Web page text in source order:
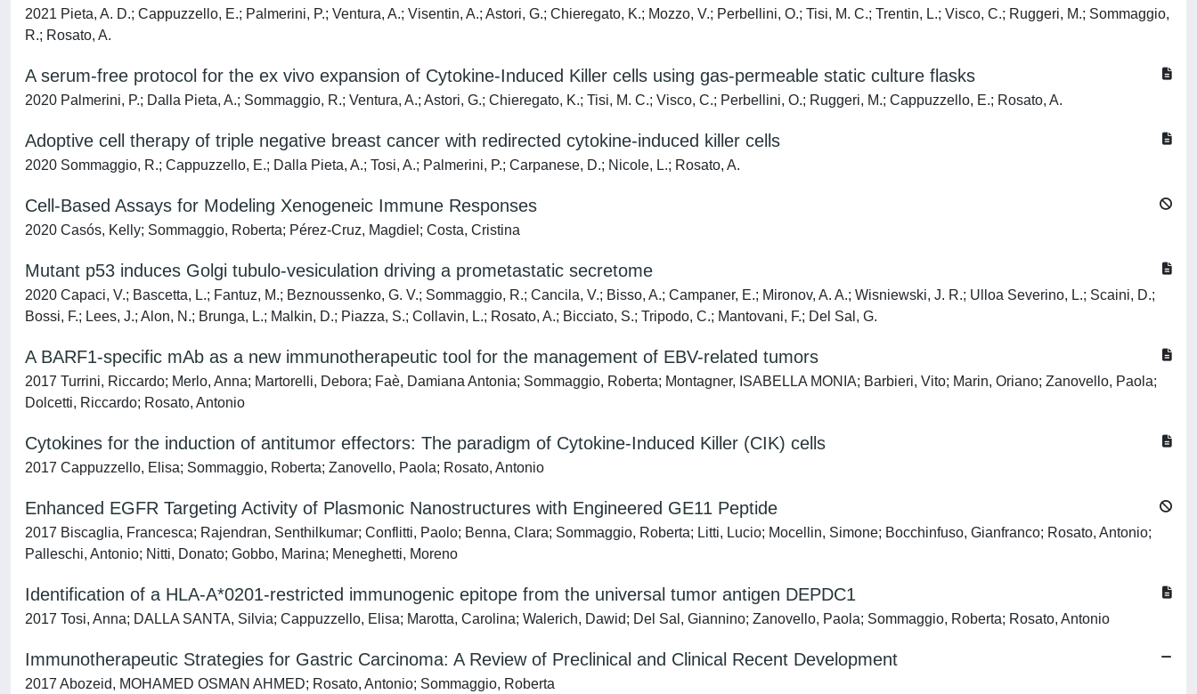
2021 Pieta, A. D.; Cappuzzello, E.; Palmerini, P.; Ventura, A.; Visentin, A.; Astori, G.; Chieregato, K.; Mozzo, V.; Perbellini, O.; Tisi, M. C.; Trentin, L.; Visco, C.; Ruggeri, M.; Sommaggio,
R.; Rosato, A.
A serum-free protocol for the ex vivo expansion of Cytokine-Induced Killer cells using gas-permeable static culture flasks
2020 Palmerini, P.; Dalla Pieta, A.; Sommaggio, R.; Ventura, A.; Astori, G.; Chieregato, K.; Tisi, M. C.; Visco, C.; Perbellini, O.; Ruggeri, M.; Cappuzzello, E.; Rosato, A.
Adoptive cell therapy of triple negative breast cancer with redirected cytokine-induced killer cells
2020 Sommaggio, R.; Cappuzzello, E.; Dalla Pieta, A.; Tosi, A.; Palmerini, P.; Carpanese, D.; Nicole, L.; Rosato, A.
Cell-Based Assays for Modeling Xenogeneic Immune Responses
2020 Casós, Kelly; Sommaggio, Roberta; Pérez-Cruz, Magdiel; Costa, Cristina
Mutant p53 induces Golgi tubulo-vesiculation driving a prometastatic secretome
2020 Capaci, V.; Bascetta, L.; Fantuz, M.; Beznoussenko, G. V.; Sommaggio, R.; Cancila, V.; Bisso, A.; Campaner, E.; Mironov, A. A.; Wisniewski, J. R.; Ulloa Severino, L.; Scaini, D.;
Bossi, F.; Lees, J.; Alon, N.; Brunga, L.; Malkin, D.; Piazza, S.; Collavin, L.; Rosato, A.; Bicciato, S.; Tripodo, C.; Mantovani, F.; Del Sal, G.
A BARF1-specific mAb as a new immunotherapeutic tool for the management of EBV-related tumors
2017 Turrini, Riccardo; Merlo, Anna; Martorelli, Debora; Faè, Damiana Antonia; Sommaggio, Roberta; Montagner, ISABELLA MONIA; Barbieri, Vito; Marin, Oriano; Zanovello, Paola;
Dolcetti, Riccardo; Rosato, Antonio
Cytokines for the induction of antitumor effectors: The paradigm of Cytokine-Induced Killer (CIK) cells
2017 Cappuzzello, Elisa; Sommaggio, Roberta; Zanovello, Paola; Rosato, Antonio
Enhanced EGFR Targeting Activity of Plasmonic Nanostructures with Engineered GE11 Peptide
2017 Biscaglia, Francesca; Rajendran, Senthilkumar; Conflitti, Paolo; Benna, Clara; Sommaggio, Roberta; Litti, Lucio; Mocellin, Simone; Bocchinfuso, Gianfranco; Rosato, Antonio;
Palleschi, Antonio; Nitti, Donato; Gobbo, Marina; Meneghetti, Moreno
Identification of a HLA-A*0201-restricted immunogenic epitope from the universal tumor antigen DEPDC1
2017 Tosi, Anna; DALLA SANTA, Silvia; Cappuzzello, Elisa; Marotta, Carolina; Walerich, Dawid; Del Sal, Giannino; Zanovello, Paola; Sommaggio, Roberta; Rosato, Antonio
Immunotherapeutic Strategies for Gastric Carcinoma: A Review of Preclinical and Clinical Recent Development
2017 Abozeid, MOHAMED OSMAN AHMED; Rosato, Antonio; Sommaggio, Roberta